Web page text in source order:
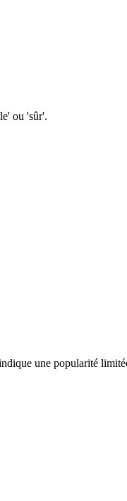
ou 'sûr'.
une popularité